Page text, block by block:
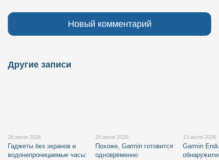
Новый комментарий
Другие записи
26 июля 2026
Гаджеты без экранов и
водонепроницаемые часы:
20 июля 2026
Похоже, Garmin готовится
одновременно
13 июля 2026
Garmin